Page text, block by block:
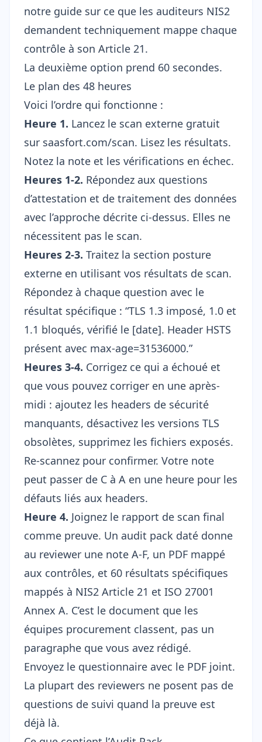
notre guide sur ce que les auditeurs NIS2
demandent techniquement mappe chaque
contrôle à son Article 21.
La deuxième option prend 60 secondes.
Le plan des 48 heures
Voici l’ordre qui fonctionne :
Heure 1. Lancez le scan externe gratuit
sur saasfort.com/scan. Lisez les résultats.
Notez la note et les vérifications en échec.
Heures 1-2. Répondez aux questions
d’attestation et de traitement des données
avec l’approche décrite ci-dessus. Elles ne
nécessitent pas le scan.
Heures 2-3. Traitez la section posture
externe en utilisant vos résultats de scan.
Répondez à chaque question avec le
résultat spécifique : “TLS 1.3 imposé, 1.0 et
1.1 bloqués, vérifié le [date]. Header HSTS
présent avec max-age=31536000.”
Heures 3-4. Corrigez ce qui a échoué et
que vous pouvez corriger en une après-
midi : ajoutez les headers de sécurité
manquants, désactivez les versions TLS
obsolètes, supprimez les fichiers exposés.
Re-scannez pour confirmer. Votre note
peut passer de C à A en une heure pour les
défauts liés aux headers.
Heure 4. Joignez le rapport de scan final
comme preuve. Un audit pack daté donne
au reviewer une note A-F, un PDF mappé
aux contrôles, et 60 résultats spécifiques
mappés à NIS2 Article 21 et ISO 27001
Annex A. C’est le document que les
équipes procurement classent, pas un
paragraphe que vous avez rédigé.
Envoyez le questionnaire avec le PDF joint.
La plupart des reviewers ne posent pas de
questions de suivi quand la preuve est
déjà là.